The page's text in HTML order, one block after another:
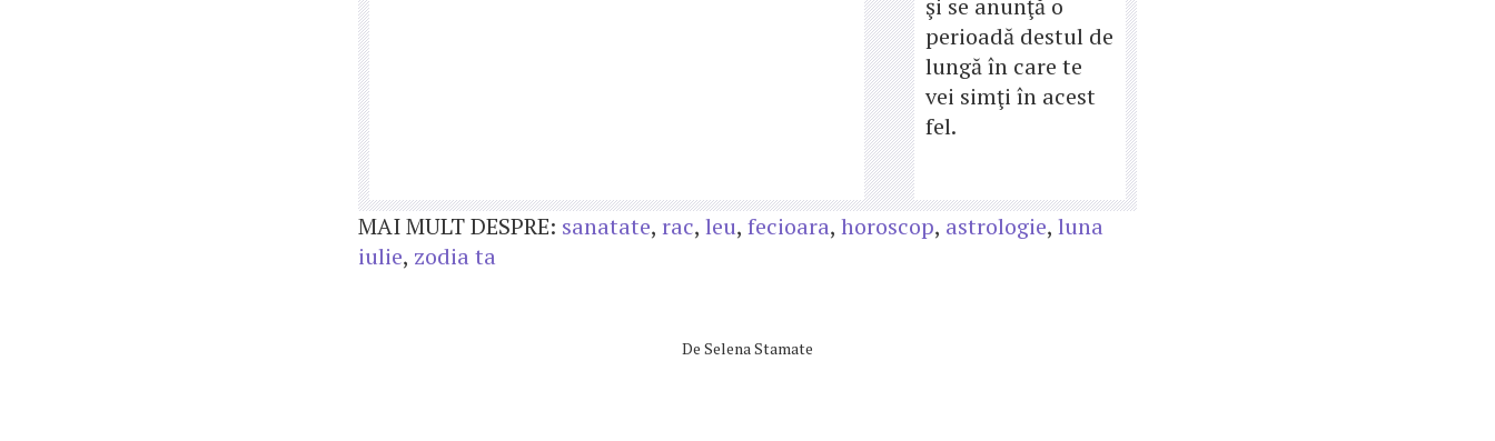
şi se anunţă o
perioadă destul de
lungă în care te
vei simţi în acest
fel.
MAI MULT DESPRE: sanatate, rac, leu, fecioara, horoscop, astrologie, luna
iulie, zodia ta
De Selena Stamate